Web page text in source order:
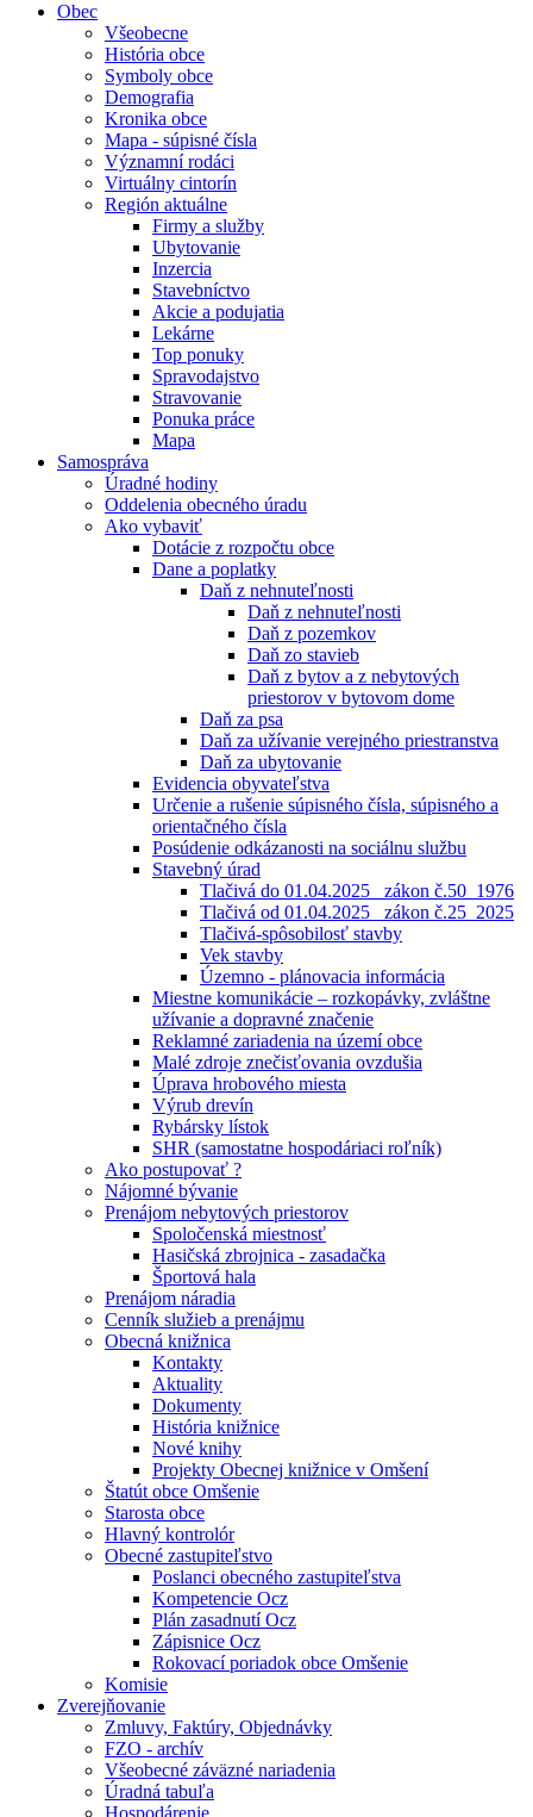
Obec
Všeobecne
História obce
Symboly obce
Demografia
Kronika obce
Mapa - súpisné čísla
Významní rodáci
Virtuálny cintorín
Región aktuálne
Firmy a služby
Ubytovanie
Inzercia
Stavebníctvo
Akcie a podujatia
Lekárne
Top ponuky
Spravodajstvo
Stravovanie
Ponuka práce
Mapa
Samospráva
Úradné hodiny
Oddelenia obecného úradu
Ako vybaviť
Dotácie z rozpočtu obce
Dane a poplatky
Daň z nehnuteľnosti
Daň z nehnuteľnosti
Daň z pozemkov
Daň zo stavieb
Daň z bytov a z nebytových
priestorov v bytovom dome
Daň za psa
Daň za užívanie verejného priestranstva
Daň za ubytovanie
Evidencia obyvateľstva
Určenie a rušenie súpisného čísla, súpisného a
orientačného čísla
Posúdenie odkázanosti na sociálnu službu
Stavebný úrad
Tlačivá do 01.04.2025_ zákon č.50_1976
Tlačivá od 01.04.2025_ zákon č.25_2025
Tlačivá-spôsobilosť stavby
Vek stavby
Územno - plánovacia informácia
Miestne komunikácie – rozkopávky, zvláštne
užívanie a dopravné značenie
Reklamné zariadenia na území obce
Malé zdroje znečisťovania ovzdušia
Úprava hrobového miesta
Výrub drevín
Rybársky lístok
SHR (samostatne hospodáriaci roľník)
Ako postupovať ?
Nájomné bývanie
Prenájom nebytových priestorov
Spoločenská miestnosť
Hasičská zbrojnica - zasadačka
Športová hala
Prenájom náradia
Cenník služieb a prenájmu
Obecná knižnica
Kontakty
Aktuality
Dokumenty
História knižnice
Nové knihy
Projekty Obecnej knižnice v Omšení
Štatút obce Omšenie
Starosta obce
Hlavný kontrolór
Obecné zastupiteľstvo
Poslanci obecného zastupiteľstva
Kompetencie Ocz
Plán zasadnutí Ocz
Zápisnice Ocz
Rokovací poriadok obce Omšenie
Komisie
Zverejňovanie
Zmluvy, Faktúry, Objednávky
FZO - archív
Všeobecné záväzné nariadenia
Úradná tabuľa
Hospodárenie